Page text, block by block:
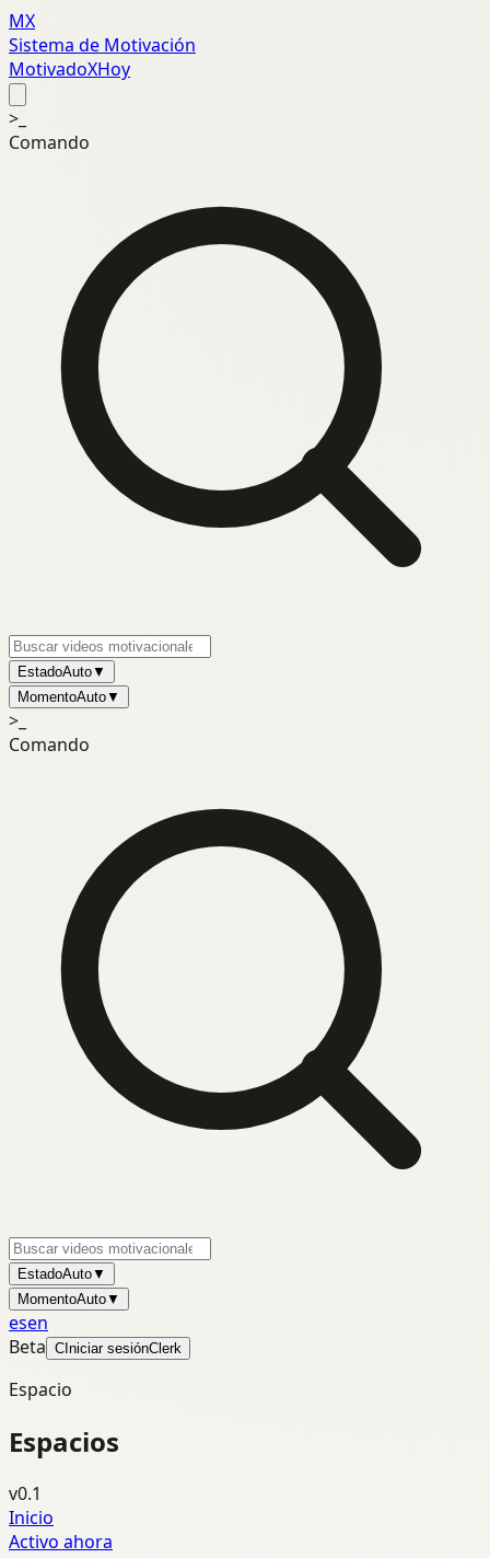
MX
Sistema de Motivación
MotivadoXHoy
>_
Comando
EstadoAuto▼
MomentoAuto▼
>_
Comando
EstadoAuto▼
MomentoAuto▼
esen
Beta C Iniciar sesiónClerk
Espacio
Espacios
v0.1
Inicio
Activo ahora